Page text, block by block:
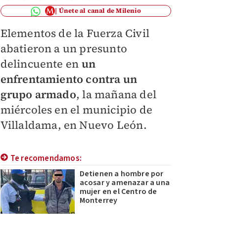
Únete al canal de Milenio
Elementos de la Fuerza Civil
abatieron a un presunto
delincuente en un
enfrentamiento contra un
grupo armado, la mañana del
miércoles en el municipio de
Villaldama, en Nuevo León.
Te recomendamos:
Detienen a hombre por
acosar y amenazar a una
mujer en el Centro de
Monterrey